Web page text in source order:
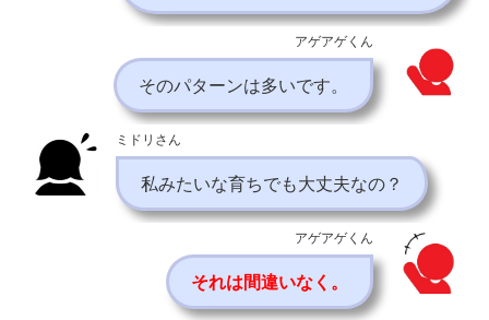
アゲアゲくん
そのパターンは多いです。
ミドリさん
私みたいな育ちでも大丈夫なの？
アゲアゲくん
それは間違いなく。